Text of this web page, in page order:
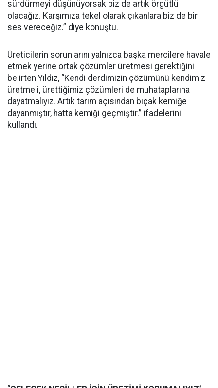
sürdürmeyi düşünüyorsak biz de artık örgütlü
olacağız. Karşımıza tekel olarak çıkanlara biz de bir
ses vereceğiz.” diye konuştu.
Üreticilerin sorunlarını yalnızca başka mercilere havale
etmek yerine ortak çözümler üretmesi gerektiğini
belirten Yıldız, “Kendi derdimizin çözümünü kendimiz
üretmeli, ürettiğimiz çözümleri de muhataplarına
dayatmalıyız. Artık tarım açısından bıçak kemiğe
dayanmıştır, hatta kemiği geçmiştir.” ifadelerini
kullandı.